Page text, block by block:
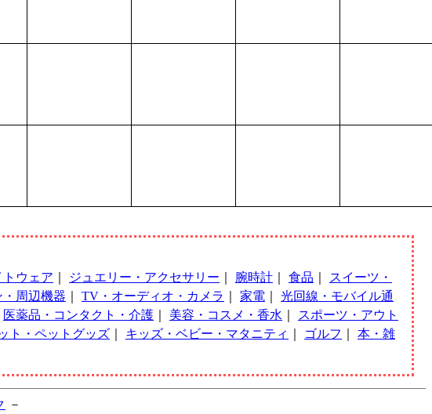
ウェア ジュエリー・アクセサリー 腕時計 食品
スイーツ・
周辺機器 TV・オーディオ・カメラ 家電
光回線・モバイル通
医薬品・コンタクト・介護 美容・コスメ・香水
スポーツ・アウト
ト・ペットグッズ キッズ・ベビー・マタニティ ゴルフ
本・雑
－